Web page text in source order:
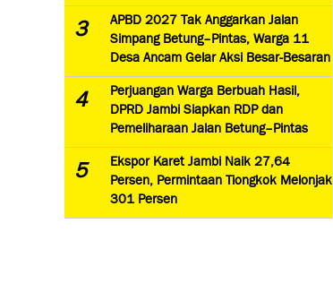
3
APBD 2027 Tak Anggarkan Jalan
Simpang Betung–Pintas, Warga 11
Desa Ancam Gelar Aksi Besar-Besaran
4
Perjuangan Warga Berbuah Hasil,
DPRD Jambi Siapkan RDP dan
Pemeliharaan Jalan Betung–Pintas
5
Ekspor Karet Jambi Naik 27,64
Persen, Permintaan Tiongkok Melonjak
301 Persen